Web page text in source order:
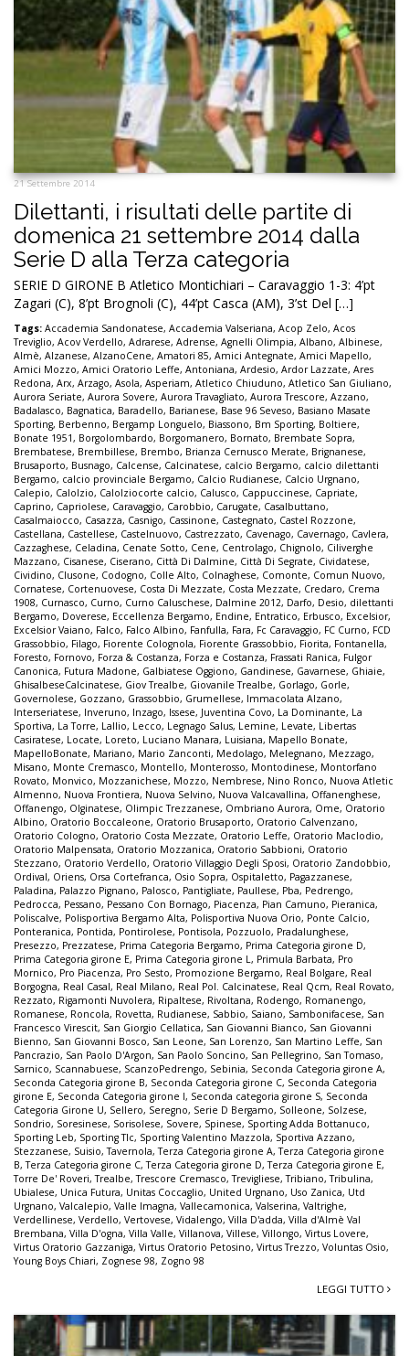
21 Settembre 2014
Dilettanti, i risultati delle partite di
domenica 21 settembre 2014 dalla
Serie D alla Terza categoria
SERIE D GIRONE B Atletico Montichiari – Caravaggio 1-3: 4’pt
Zagari (C), 8’pt Brognoli (C), 44’pt Casca (AM), 3’st Del […]
Tags: Accademia Sandonatese, Accademia Valseriana, Acop Zelo, Acos
Treviglio, Acov Verdello, Adrarese, Adrense, Agnelli Olimpia, Albano, Albinese,
Almè, Alzanese, AlzanoCene, Amatori 85, Amici Antegnate, Amici Mapello,
Amici Mozzo, Amici Oratorio Leffe, Antoniana, Ardesio, Ardor Lazzate, Ares
Redona, Arx, Arzago, Asola, Asperiam, Atletico Chiuduno, Atletico San Giuliano,
Aurora Seriate, Aurora Sovere, Aurora Travagliato, Aurora Trescore, Azzano,
Badalasco, Bagnatica, Baradello, Barianese, Base 96 Seveso, Basiano Masate
Sporting, Berbenno, Bergamp Longuelo, Biassono, Bm Sporting, Boltiere,
Bonate 1951, Borgolombardo, Borgomanero, Bornato, Brembate Sopra,
Brembatese, Brembillese, Brembo, Brianza Cernusco Merate, Brignanese,
Brusaporto, Busnago, Calcense, Calcinatese, calcio Bergamo, calcio dilettanti
Bergamo, calcio provinciale Bergamo, Calcio Rudianese, Calcio Urgnano,
Calepio, Calolzio, Calolziocorte calcio, Calusco, Cappuccinese, Capriate,
Caprino, Capriolese, Caravaggio, Carobbio, Carugate, Casalbuttano,
Casalmaiocco, Casazza, Casnigo, Cassinone, Castegnato, Castel Rozzone,
Castellana, Castellese, Castelnuovo, Castrezzato, Cavenago, Cavernago, Cavlera,
Cazzaghese, Celadina, Cenate Sotto, Cene, Centrolago, Chignolo, Ciliverghe
Mazzano, Cisanese, Ciserano, Città Di Dalmine, Città Di Segrate, Cividatese,
Cividino, Clusone, Codogno, Colle Alto, Colnaghese, Comonte, Comun Nuovo,
Cornatese, Cortenuovese, Costa Di Mezzate, Costa Mezzate, Credaro, Crema
1908, Curnasco, Curno, Curno Caluschese, Dalmine 2012, Darfo, Desio, dilettanti
Bergamo, Doverese, Eccellenza Bergamo, Endine, Entratico, Erbusco, Excelsior,
Excelsior Vaiano, Falco, Falco Albino, Fanfulla, Fara, Fc Caravaggio, FC Curno, FCD
Grassobbio, Filago, Fiorente Colognola, Fiorente Grassobbio, Fiorita, Fontanella,
Foresto, Fornovo, Forza & Costanza, Forza e Costanza, Frassati Ranica, Fulgor
Canonica, Futura Madone, Galbiatese Oggiono, Gandinese, Gavarnese, Ghiaie,
GhisalbeseCalcinatese, Giov Trealbe, Giovanile Trealbe, Gorlago, Gorle,
Governolese, Gozzano, Grassobbio, Grumellese, Immacolata Alzano,
Interseriatese, Inveruno, Inzago, Issese, Juventina Covo, La Dominante, La
Sportiva, La Torre, Lallio, Lecco, Legnago Salus, Lemine, Levate, Libertas
Casiratese, Locate, Loreto, Luciano Manara, Luisiana, Mapello Bonate,
MapelloBonate, Mariano, Mario Zanconti, Medolago, Melegnano, Mezzago,
Misano, Monte Cremasco, Montello, Monterosso, Montodinese, Montorfano
Rovato, Monvico, Mozzanichese, Mozzo, Nembrese, Nino Ronco, Nuova Atletic
Almenno, Nuova Frontiera, Nuova Selvino, Nuova Valcavallina, Offanenghese,
Offanengo, Olginatese, Olimpic Trezzanese, Ombriano Aurora, Ome, Oratorio
Albino, Oratorio Boccaleone, Oratorio Brusaporto, Oratorio Calvenzano,
Oratorio Cologno, Oratorio Costa Mezzate, Oratorio Leffe, Oratorio Maclodio,
Oratorio Malpensata, Oratorio Mozzanica, Oratorio Sabbioni, Oratorio
Stezzano, Oratorio Verdello, Oratorio Villaggio Degli Sposi, Oratorio Zandobbio,
Ordival, Oriens, Orsa Cortefranca, Osio Sopra, Ospitaletto, Pagazzanese,
Paladina, Palazzo Pignano, Palosco, Pantigliate, Paullese, Pba, Pedrengo,
Pedrocca, Pessano, Pessano Con Bornago, Piacenza, Pian Camuno, Pieranica,
Poliscalve, Polisportiva Bergamo Alta, Polisportiva Nuova Orio, Ponte Calcio,
Ponteranica, Pontida, Pontirolese, Pontisola, Pozzuolo, Pradalunghese,
Presezzo, Prezzatese, Prima Categoria Bergamo, Prima Categoria girone D,
Prima Categoria girone E, Prima Categoria girone L , Primula Barbata, Pro
Mornico, Pro Piacenza, Pro Sesto, Promozione Bergamo, Real Bolgare, Real
Borgogna, Real Casal, Real Milano, Real Pol. Calcinatese, Real Qcm, Real Rovato,
Rezzato, Rigamonti Nuvolera, Ripaltese, Rivoltana, Rodengo, Romanengo,
Romanese, Roncola, Rovetta, Rudianese, Sabbio, Saiano, Sambonifacese, San
Francesco Virescit, San Giorgio Cellatica, San Giovanni Bianco, San Giovanni
Bienno, San Giovanni Bosco, San Leone, San Lorenzo, San Martino Leffe, San
Pancrazio, San Paolo D'Argon, San Paolo Soncino, San Pellegrino, San Tomaso,
Sarnico, Scannabuese, ScanzoPedrengo, Sebinia, Seconda Categoria girone A,
Seconda Categoria girone B, Seconda Categoria girone C, Seconda Categoria
girone E, Seconda Categoria girone I, Seconda categoria girone S, Seconda
Categoria Girone U, Sellero, Seregno, Serie D Bergamo, Solleone, Solzese,
Sondrio, Soresinese, Sorisolese, Sovere, Spinese, Sporting Adda Bottanuco,
Sporting Leb, Sporting Tlc, Sporting Valentino Mazzola, Sportiva Azzano,
Stezzanese, Suisio,Tavernola,Terza Categoria girone A,Terza Categoria girone
B,Terza Categoria girone C,Terza Categoria girone D,Terza Categoria girone E,
Torre De' Roveri,Trealbe,Trescore Cremasco,Trevigliese,Tribiano,Tribulina,
Ubialese, Unica Futura, Unitas Coccaglio, United Urgnano, Uso Zanica, Utd
Urgnano, Valcalepio, Valle Imagna, Vallecamonica, Valserina, Valtrighe,
Verdellinese, Verdello, Vertovese, Vidalengo, Villa D'adda, Villa d'Almè Val
Brembana, Villa D'ogna, Villa Valle, Villanova, Villese, Villongo, Virtus Lovere,
Virtus Oratorio Gazzaniga, Virtus Oratorio Petosino, Virtus Trezzo, Voluntas Osio,
Young Boys Chiari, Zognese 98, Zogno 98
LEGGI TUTTO